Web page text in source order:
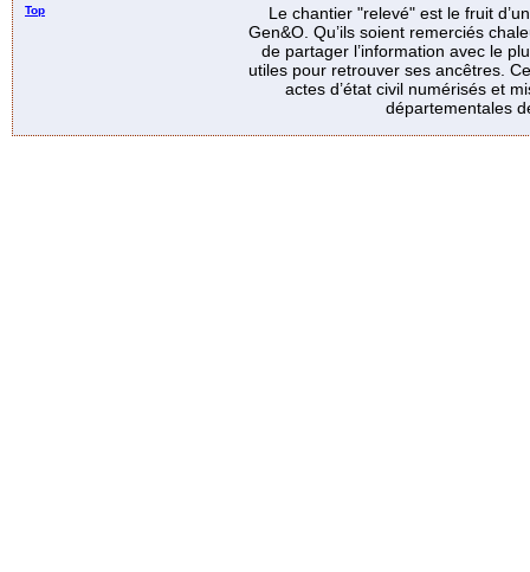
Top
Le chantier "relevé" est le fruit
Gen&O. Qu’ils soient remerciés
de partager l’information avec le
utiles pour retrouver ses ancêtres.
actes d’état civil numérisés et
départementales